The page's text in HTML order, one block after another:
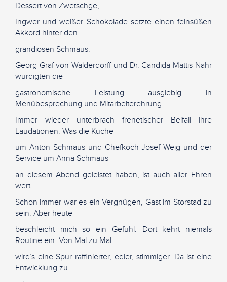
Dessert von Zwetschge,
Ingwer und weißer Schokolade setzte einen feinsüßen
Akkord hinter den
grandiosen Schmaus.
Georg Graf von Walderdorff und Dr. Candida Mattis-Nahr
würdigten die
gastronomische Leistung ausgiebig in
Menübesprechung und Mitarbeiterehrung.
Immer wieder unterbrach frenetischer Beifall ihre
Laudationen. Was die Küche
um Anton Schmaus und Chefkoch Josef Weig und der
Service um Anna Schmaus
an diesem Abend geleistet haben, ist auch aller Ehren
wert.
Schon immer war es ein Vergnügen, Gast im Storstad zu
sein. Aber heute
beschleicht mich so ein Gefühl: Dort kehrt niemals
Routine ein. Von Mal zu Mal
wird´s eine Spur raffinierter, edler, stimmiger. Da ist eine
Entwicklung zu